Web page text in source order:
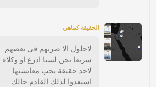
الحقيقة كماهي
لاحلول الا ضربهم في بعضهم
سريعا نحن لسنا اذرع او وكلاء
لاحد حقيقة يجب معايشتها
استعدوا لذلك القادم حالك